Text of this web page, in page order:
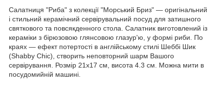
Салатниця "Риба" з колекції "Морський Бриз" — оригінальний
і стильний керамічний сервірувальний посуд для затишного
святкового та повсякденного стола. Салатник виготовлений із
кераміки з бірюзовою глянсовою глазур'ю, у формі риби. По
краях — ефект потертості в англійському стилі Шеббі Шик
(Shabby Chic), створить неповторний шарм Вашого
сервірування. Розмір 21х17 см, висота 4.3 см. Можна мити в
посудомийній машині.